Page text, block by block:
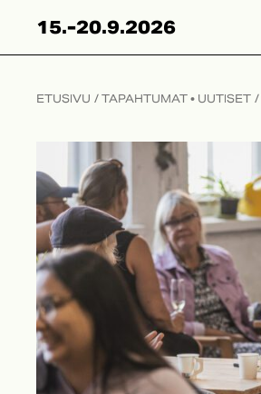
content
15.-20.9.2026
ETUSIVU / TAPAHTUMAT • UUTISET /